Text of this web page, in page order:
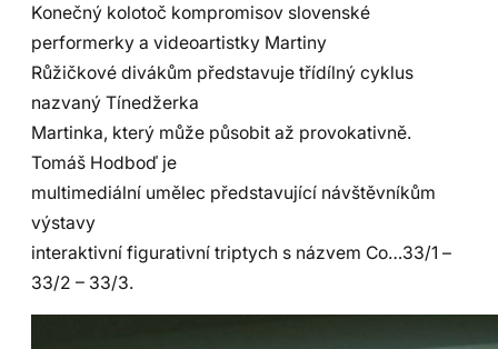
Konečný kolotoč kompromisov slovenské
performerky a videoartistky Martiny
Růžičkové divákům představuje třídílný cyklus
nazvaný Tínedžerka
Martinka, který může působit až provokativně.
Tomáš Hodboď je
multimediální umělec představující návštěvníkům
výstavy
interaktivní figurativní triptych s názvem Co…33/1 –
33/2 – 33/3.